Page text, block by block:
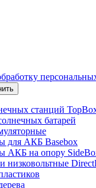
станций
батарей
для АКБ Basebox
АКБ на опору
низковольтные